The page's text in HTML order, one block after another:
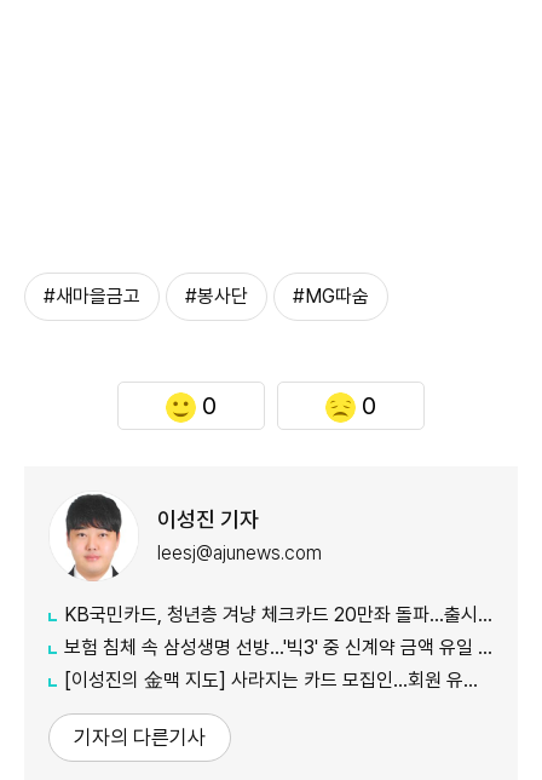
#새마을금고 #봉사단 #MG따숨
0 0
이성진 기자
leesj@ajunews.com
KB국민카드, 청년층 겨냥 체크카드 20만좌 돌파…출시 8개월만
보험 침체 속 삼성생명 선방…'빅3' 중 신계약 금액 유일 증가
[이성진의 金맥 지도] 사라지는 카드 모집인…회원 유치도 '디지털 전환'
기자의 다른기사